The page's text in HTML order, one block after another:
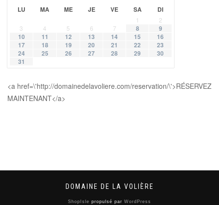
LU MA ME JE VE SA DI
1
2
3
4 5 6 7 8
9
10
11 12 13 14 15
16
17
18 19 20 21 22
23
24
25 26 27 28 29
30
31
<a href=\'http://domainedelavoliere.com/reservation/\'>RÉSERVEZ
MAINTENANT</a>
DOMAINE DE LA VOLIÈRE
ShopIsle propulsé par WordPress